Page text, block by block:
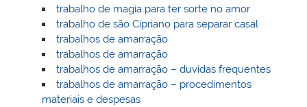
trabalho de magia para ter sorte no amor
trabalho de são Cipriano para separar casal
trabalhos de amarração
trabalhos de amarração
trabalhos de amarração – duvidas frequentes
trabalhos de amarração – procedimentos
materiais e despesas